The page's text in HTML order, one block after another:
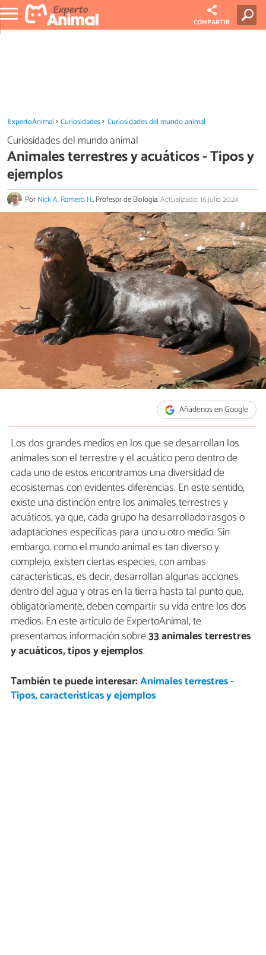
COMPARTIR
ExpertoAnimal Curiosidades Curiosidades del mundo animal
Curiosidades del mundo animal
Animales terrestres y acuáticos - Tipos y
ejemplos
PorNick A. Romero H., Profesor de Biología.Actualizado: 16 julio 2024
Añádenos en Google
Los dos grandes medios en los que se desarrollan los
animales son el terrestre y el acuático pero dentro de
cada uno de estos encontramos una diversidad de
ecosistemas con evidentes diferencias. En este sentido,
existe una distinción entre los animales terrestres y
acuáticos, ya que, cada grupo ha desarrollado rasgos o
adaptaciones específicas para uno u otro medio. Sin
embargo, como el mundo animal es tan diverso y
complejo, existen ciertas especies, con ambas
características, es decir, desarrollan algunas acciones
dentro del agua y otras en la tierra hasta tal punto que,
obligatoriamente, deben compartir su vida entre los dos
medios. En este artículo de ExpertoAnimal, te
presentamos información sobre33animales terrestres
y acuáticos, tipos y ejemplos.
También te puede interesar:Animales terrestres -
Tipos, características y ejemplos